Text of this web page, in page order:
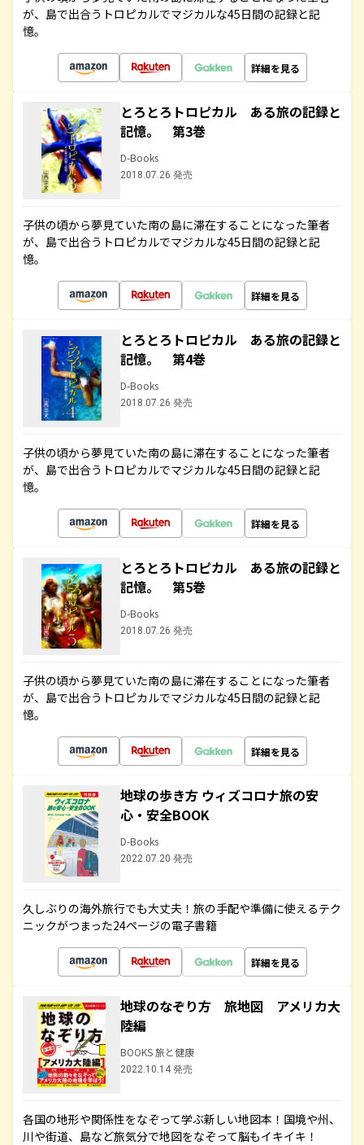
が、島で出合うトロピカルでマジカルな45日間の記録と記
憶。
詳細を見る
とろとろトロピカル ある旅の記録と
記憶。 第3巻
D-Books
2018.07.26 発売
子供の頃から夢見ていた南の島に滞在することになった筆者
が、島で出合うトロピカルでマジカルな45日間の記録と記
憶。
詳細を見る
とろとろトロピカル ある旅の記録と
記憶。 第4巻
D-Books
2018.07.26 発売
子供の頃から夢見ていた南の島に滞在することになった筆者
が、島で出合うトロピカルでマジカルな45日間の記録と記
憶。
詳細を見る
とろとろトロピカル ある旅の記録と
記憶。 第5巻
D-Books
2018.07.26 発売
子供の頃から夢見ていた南の島に滞在することになった筆者
が、島で出合うトロピカルでマジカルな45日間の記録と記
憶。
詳細を見る
地球の歩き方 ウィズコロナ旅の安
心・安全BOOK
D-Books
2022.07.20 発売
久しぶりの海外旅行でも大丈夫！旅の手配や準備に使えるテク
ニックがつまった24ページの電子書籍
詳細を見る
地球のなぞり方 旅地図 アメリカ大
陸編
BOOKS 旅と健康
2022.10.14 発売
各国の地形や関係性をなぞって学ぶ新しい地図本！国境や州、
川や街道、島など旅気分で地図をなぞって脳もイキイキ！